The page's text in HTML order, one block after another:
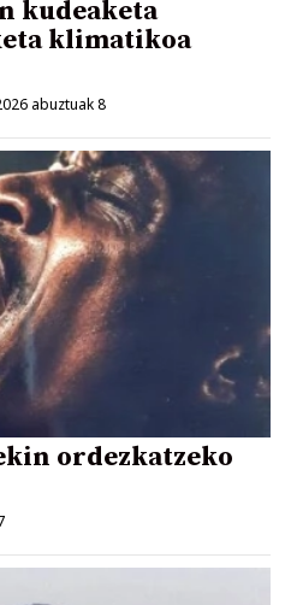
kudeaketa
klimatikoa
abuztuak 8
ordezkatzeko